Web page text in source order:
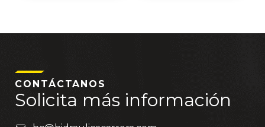
CONTÁCTANOS
Solicita más información